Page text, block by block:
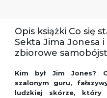
Opis książki Co się
Sekta Jima Jonesa
zbiorowe
Kim był Jim Jones?
szalonym guru,
ludzkiej skórze, który